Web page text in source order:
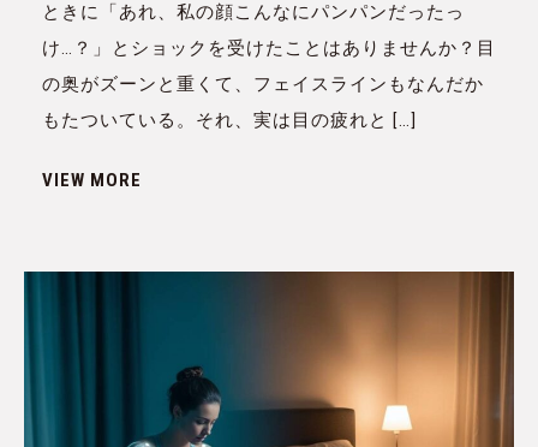
ときに「あれ、私の顔こんなにパンパンだったっ
け…？」とショックを受けたことはありませんか？目
の奥がズーンと重くて、フェイスラインもなんだか
もたついている。それ、実は目の疲れと […]
VIEW MORE